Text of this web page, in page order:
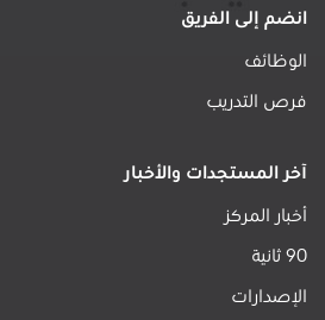
انضم إلى الفريق
الوظائف
فرص التدريب
آخر المستجدات والأخبار
أخبار المركز
90 ثانية
الإصدارات